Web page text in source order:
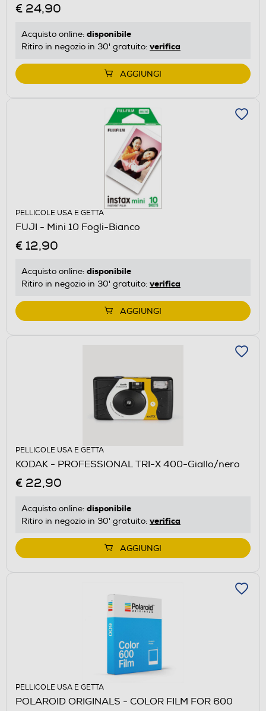
€ 24,90
Acquisto online: disponibile
Ritiro in negozio in 30' gratuito: verifica
AGGIUNGI
PELLICOLE USA E GETTA
FUJI - Mini 10 Fogli-Bianco
€ 12,90
Acquisto online: disponibile
Ritiro in negozio in 30' gratuito: verifica
AGGIUNGI
PELLICOLE USA E GETTA
KODAK - PROFESSIONAL TRI-X 400-Giallo/nero
€ 22,90
Acquisto online: disponibile
Ritiro in negozio in 30' gratuito: verifica
AGGIUNGI
PELLICOLE USA E GETTA
POLAROID ORIGINALS - COLOR FILM FOR 600